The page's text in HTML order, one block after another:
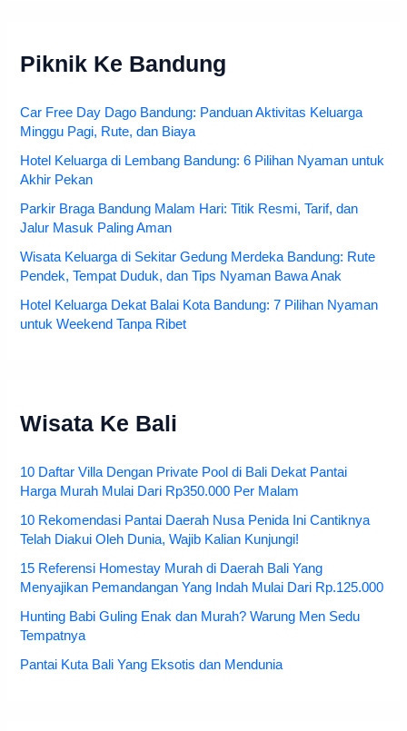
Piknik Ke Bandung
Car Free Day Dago Bandung: Panduan Aktivitas Keluarga
Minggu Pagi, Rute, dan Biaya
Hotel Keluarga di Lembang Bandung: 6 Pilihan Nyaman untuk
Akhir Pekan
Parkir Braga Bandung Malam Hari: Titik Resmi, Tarif, dan
Jalur Masuk Paling Aman
Wisata Keluarga di Sekitar Gedung Merdeka Bandung: Rute
Pendek, Tempat Duduk, dan Tips Nyaman Bawa Anak
Hotel Keluarga Dekat Balai Kota Bandung: 7 Pilihan Nyaman
untuk Weekend Tanpa Ribet
Wisata Ke Bali
10 Daftar Villa Dengan Private Pool di Bali Dekat Pantai
Harga Murah Mulai Dari Rp350.000 Per Malam
10 Rekomendasi Pantai Daerah Nusa Penida Ini Cantiknya
Telah Diakui Oleh Dunia, Wajib Kalian Kunjungi!
15 Referensi Homestay Murah di Daerah Bali Yang
Menyajikan Pemandangan Yang Indah Mulai Dari Rp.125.000
Hunting Babi Guling Enak dan Murah? Warung Men Sedu
Tempatnya
Pantai Kuta Bali Yang Eksotis dan Mendunia